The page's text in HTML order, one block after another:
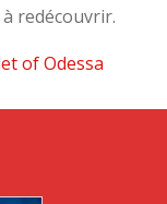
redécouvrir.
of Odessa